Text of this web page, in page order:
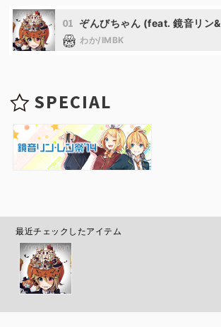
01 ぞんびちゃん (feat. 鏡音リン&鏡音レン)
わか/IMBK
SPECIAL
最近チェックしたアイテム